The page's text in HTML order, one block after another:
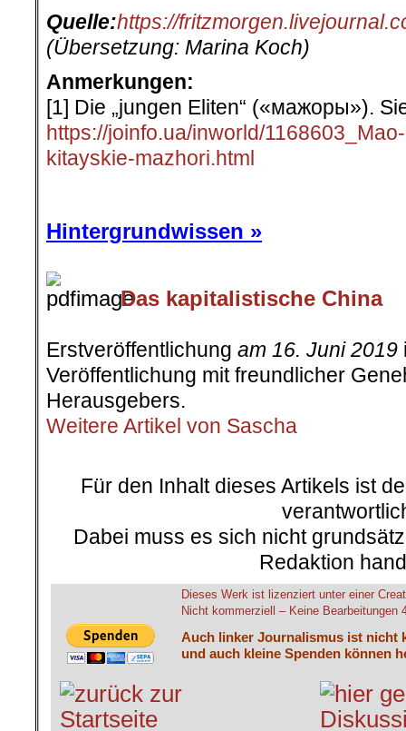
Quelle:https://
(Übersetzung: Marina Koch)
Anmerkungen:
[1] Die „jungen Eliten“ («мажоры»).
https://joinfo.ua/inworld/
kitayskie-mazhori.html
Hintergrundwissen »
Das kapitalistische China
Erstveröffentlichung am 16. Juni 2019
Veröffentlichung mit freundlicher
Herausgebers.
Weitere Artikel von Sascha
Für den Inhalt dieses Artikels ist
Dabei muss es sich nicht
Redaktion
Dieses Werk ist lizenziert unter einer
Nicht kommerziell – Keine Bearbeitungen
Auch linker Journalismus ist nicht
und auch kleine Spenden können